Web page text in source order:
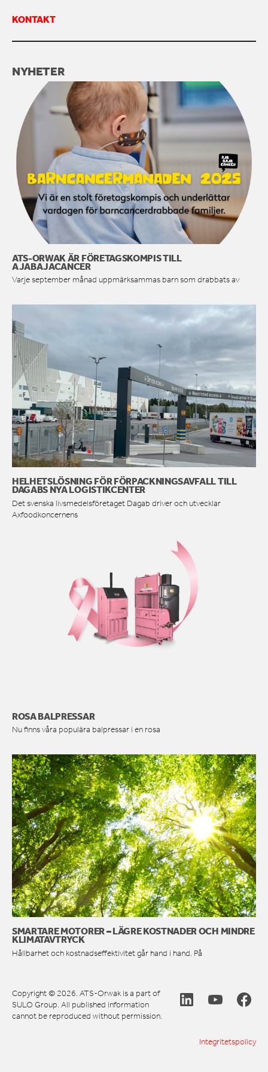
KONTAKTA OSS
KONTAKT
NYHETER
ATS-ORWAK ÄR FÖRETAGSKOMPIS TILL
AJABAJACANCER
Varje september månad uppmärksammas barn som drabbats av
HELHETSLÖSNING FÖR FÖRPACKNINGSAVFALL TILL
DAGABS NYA LOGISTIKCENTER
Det svenska livsmedelsföretaget Dagab driver och utvecklar
Axfoodkoncernens
ROSA BALPRESSAR
Nu finns våra populära balpressar i en rosa
SMARTARE MOTORER – LÄGRE KOSTNADER OCH MINDRE
KLIMATAVTRYCK
Hållbarhet och kostnadseffektivitet går hand i hand. På
Copyright © 2026. ATS-Orwak is a part of
SULO Group. All published information
cannot be reproduced without permission.
Integritetspolicy